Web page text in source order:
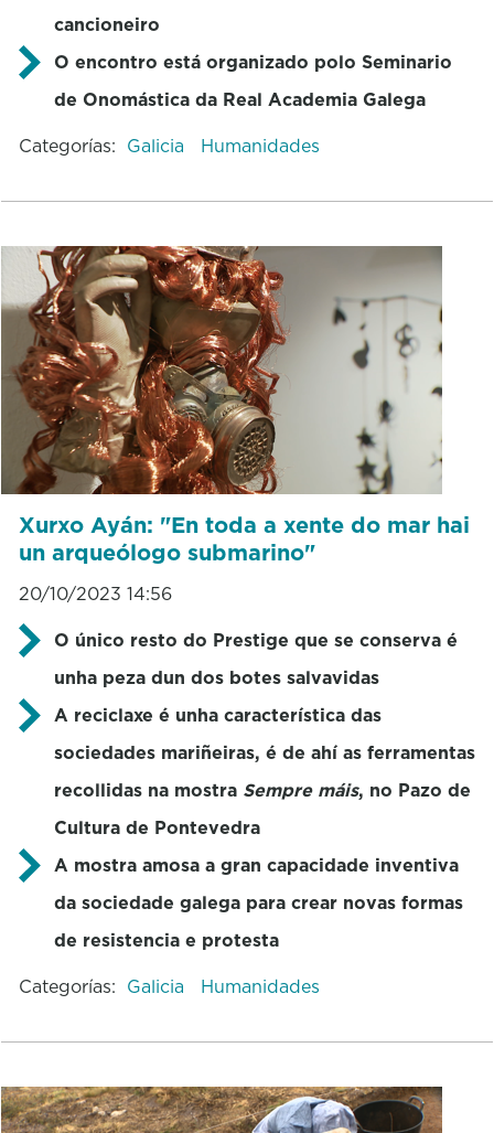
cancioneiro
O encontro está organizado polo Seminario
de Onomástica da Real Academia Galega
Categorías: Galicia Humanidades
Xurxo Ayán: "En toda a xente do mar hai
un arqueólogo submarino"
20/10/2023 14:56
O único resto do Prestige que se conserva é
unha peza dun dos botes salvavidas
A reciclaxe é unha característica das
sociedades mariñeiras, é de ahí as ferramentas
recollidas na mostra Sempre máis, no Pazo de
Cultura de Pontevedra
A mostra amosa a gran capacidade inventiva
da sociedade galega para crear novas formas
de resistencia e protesta
Categorías: Galicia Humanidades